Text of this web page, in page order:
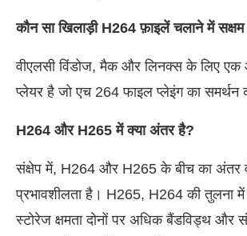
कौन सा खिलाड़ी H264 फ़ाइलें चलाने में
वीएलसी विंडोज, मैक और लिनक्स के लिए एक
प्लेयर है जो एच 264 फाइल प्लेइंग का समर्थन
H264 और H265 में क्या अंतर है?
संक्षेप में, H264 और H265 के बीच का अंतर
प्रभावशीलता है। H265, H264 की तुलना
स्टोरेज क्षमता दोनों पर अधिक बैंडविड्थ और